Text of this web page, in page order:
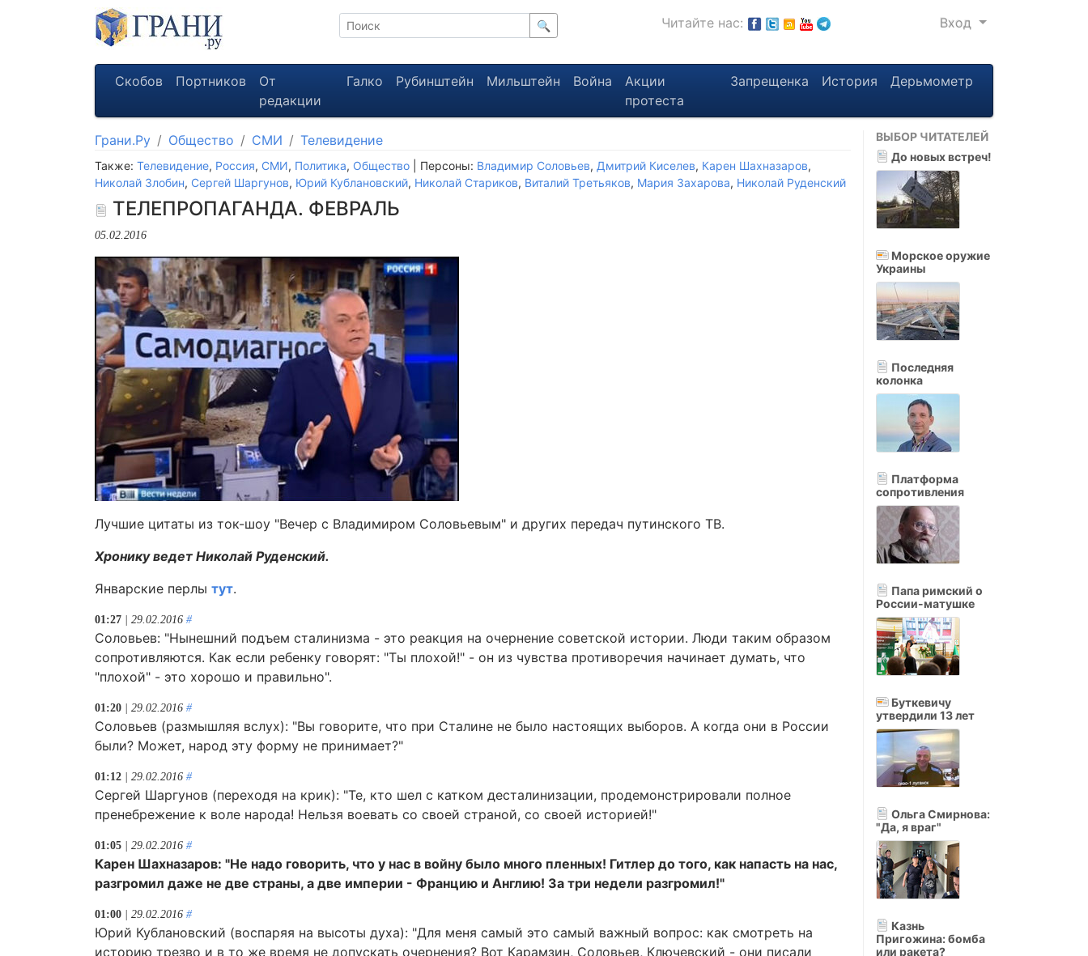
🔍 Читайте нас: Вход
Скобов Портников
От
редакции
Галко Рубинштейн Мильштейн Война
Акции
протеста
Запрещенка История Дерьмометр
Грани.Ру Общество СМИ Телевидение
Также: Телевидение, Россия, СМИ, Политика, Общество | Персоны: Владимир Соловьев, Дмитрий Киселев, Карен Шахназаров,
Николай Злобин, Сергей Шаргунов, Юрий Кублановский, Николай Стариков, Виталий Третьяков, Мария Захарова, Николай Руденский
ТЕЛЕПРОПАГАНДА. ФЕВРАЛЬ
05.02.2016
Лучшие цитаты из ток-шоу "Вечер с Владимиром Соловьевым" и других передач путинского ТВ.
Хронику ведет Николай Руденский.
Январские перлы тут.
01:27 | 29.02.2016 #
Соловьев: "Нынешний подъем сталинизма - это реакция на очернение советской истории. Люди таким образом
сопротивляются. Как если ребенку говорят: "Ты плохой!" - он из чувства противоречия начинает думать, что
"плохой" - это хорошо и правильно".
01:20 | 29.02.2016 #
Соловьев (размышляя вслух): "Вы говорите, что при Сталине не было настоящих выборов. А когда они в России
были? Может, народ эту форму не принимает?"
01:12 | 29.02.2016 #
Сергей Шаргунов (переходя на крик): "Те, кто шел с катком десталинизации, продемонстрировали полное
пренебрежение к воле народа! Нельзя воевать со своей страной, со своей историей!"
01:05 | 29.02.2016 #
Карен Шахназаров: "Не надо говорить, что у нас в войну было много пленных! Гитлер до того, как напасть на нас,
разгромил даже не две страны, а две империи - Францию и Англию! За три недели разгромил!"
01:00 | 29.02.2016 #
Юрий Кублановский (воспаряя на высоты духа): "Для меня самый это самый важный вопрос: как смотреть на
историю трезво и в то же время не допускать очернения? Вот Карамзин, Соловьев, Ключевский - они писали
ВЫБОР ЧИТАТЕЛЕЙ
До новых встреч!
Морское оружие
Украины
Последняя
колонка
Платформа
сопротивления
Папа римский о
России-матушке
Буткевичу
утвердили 13 лет
Ольга Смирнова:
"Да, я враг"
Казнь
Пригожина: бомба
или ракета?